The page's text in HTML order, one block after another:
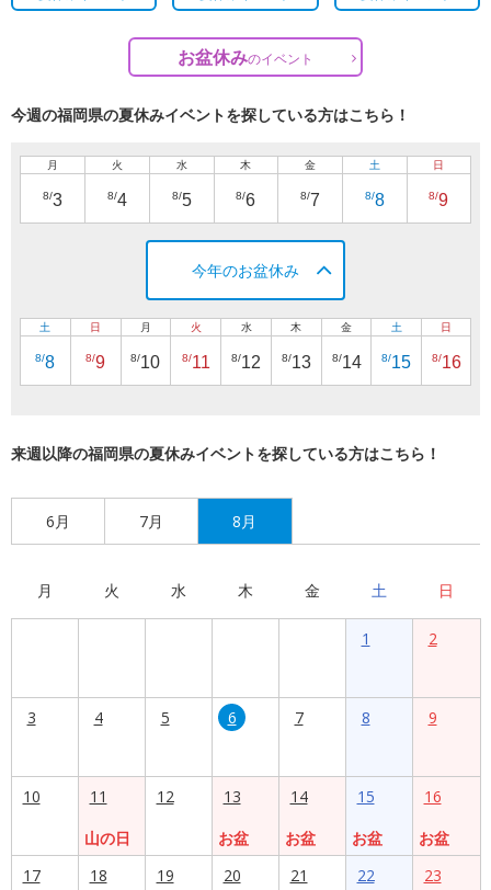
お盆休みのイベント
今週の福岡県の夏休みイベントを探している方はこちら！
月
8/3
火
8/4
水
8/5
木
8/6
金
8/7
土
8/8
日
8/9
今年のお盆休み
土
8/8
日
8/9
月
8/10
火
8/11
水
8/12
木
8/13
金
8/14
土
8/15
日
8/16
来週以降の福岡県の夏休みイベントを探している方はこちら！
6月 7月 8月
月 火 水 木 金 土 日
1 2
3 4 5 6 7 8 9
10
11
山の日
12
13
お盆
14
お盆
15
お盆
16
お盆
17
18 19 20 21 22 23